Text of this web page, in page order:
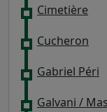
Cimetière
Cucheron
Gabriel Péri